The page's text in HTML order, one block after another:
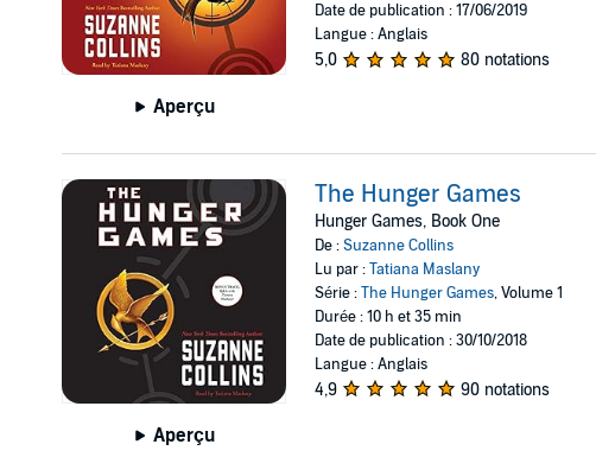
Aperçu
Date de publication : 17/06/2019
Langue : Anglais
5,0 80 notations
Aperçu
The Hunger Games
Hunger Games, Book One
De :Suzanne Collins
Lu par :Tatiana Maslany
Série :The Hunger Games, Volume 1
Durée : 10 h et 35 min
Date de publication : 30/10/2018
Langue : Anglais
4,9 90 notations